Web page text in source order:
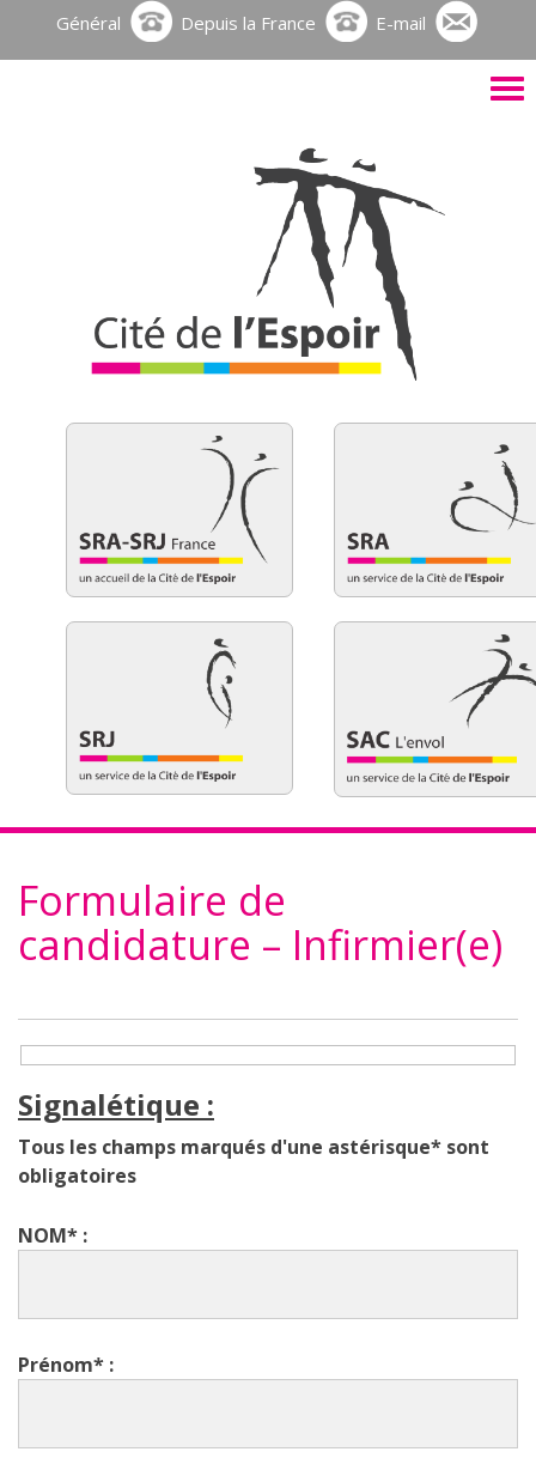
Général Depuis la France E-mail
le
Formulaire de
candidature – Infirmier(e)
Signalétique :
Tous les champs marqués d'une astérisque* sont
obligatoires
NOM* :
Prénom* :